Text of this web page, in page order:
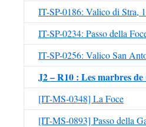
IT-SP-0186: Valico di Stra,
IT-SP-0234: Passo della
IT-SP-0256: Valico San
J2 – R10 : Les marbres
[IT-MS-0348] La Foce
[IT-MS-0893] Passo della